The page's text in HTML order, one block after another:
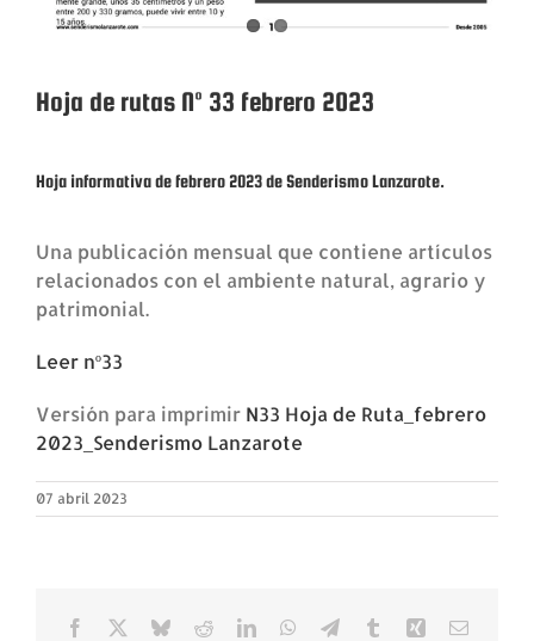
Hoja de rutas Nº 33 febrero 2023
Hoja informativa de febrero 2023 de Senderismo Lanzarote.
Una publicación mensual que contiene artículos
relacionados con el ambiente natural, agrario y
patrimonial.
Leer nº33
Versión para imprimir N33 Hoja de Ruta_febrero
2023_Senderismo Lanzarote
07 abril 2023
Facebook BlueskyRedditLinkedInWhatsApp
TelegramTumblr Xing Correo